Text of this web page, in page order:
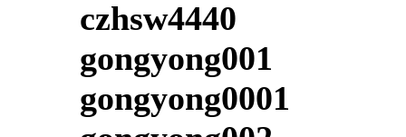
czhsw4440
gongyong001
gongyong0001